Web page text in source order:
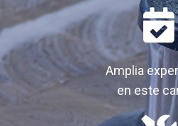
Amplia
en este